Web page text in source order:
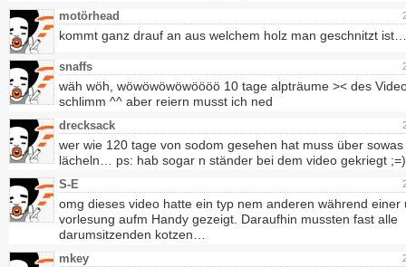
motörhead
kommt ganz drauf an aus welchem holz man geschnitzt ist…
snaffs
wäh wöh, wöwöwöwöwöööö 10 tage alpträume >< des
schlimm ^^ aber reiern musst ich ned
drecksack
wer wie 120 tage von sodom gesehen hat muss über
lächeln… ps: hab sogar n ständer bei dem video gekriegt ;=)
S-E
omg dieses video hatte ein typ nem anderen während einer
vorlesung aufm Handy gezeigt. Daraufhin mussten fast alle
darumsitzenden kotzen…
mkey